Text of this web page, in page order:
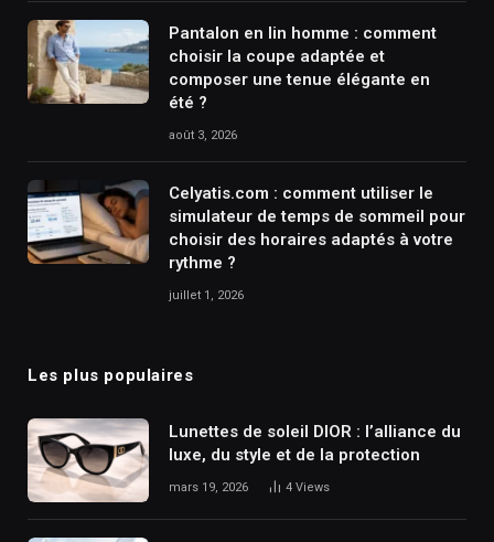
Pantalon en lin homme : comment
choisir la coupe adaptée et
composer une tenue élégante en
été ?
août 3, 2026
Celyatis.com : comment utiliser le
simulateur de temps de sommeil pour
choisir des horaires adaptés à votre
rythme ?
juillet 1, 2026
Les plus populaires
Lunettes de soleil DIOR : l’alliance du
luxe, du style et de la protection
mars 19, 2026 4 Views